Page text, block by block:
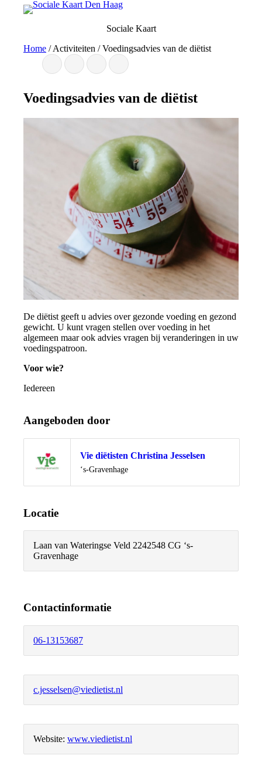
Sociale Kaart
Home /Activiteiten /Voedingsadvies van de diëtist
Voedingsadvies van de diëtist
De diëtist geeft u advies over gezonde voeding en gezond
gewicht. U kunt vragen stellen over voeding in het
algemeen maar ook advies vragen bij veranderingen in uw
voedingspatroon.
Voor wie?
Iedereen
Aangeboden door
Vie diëtisten Christina Jesselsen
Locatie
‘s-Gravenhage
Locatie
Laan van Wateringse Veld 2242548 CG ‘s-
Gravenhage
Contactinformatie
06-13153687
c.jesselsen@viedietist.nl
Website: www.viedietist.nl